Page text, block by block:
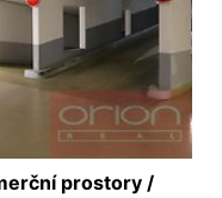
prostory /